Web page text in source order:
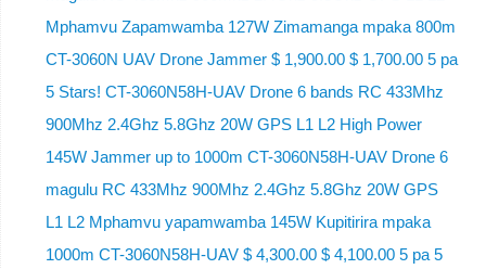
Mphamvu Zapamwamba 127W Zimamanga mpaka 800m
CT-3060N UAV Drone Jammer $ 1,900.00 $ 1,700.00 5 pa
5 Stars! CT-3060N58H-UAV Drone 6 bands RC 433Mhz
900Mhz 2.4Ghz 5.8Ghz 20W GPS L1 L2 High Power
145W Jammer up to 1000m CT-3060N58H-UAV Drone 6
magulu RC 433Mhz 900Mhz 2.4Ghz 5.8Ghz 20W GPS
L1 L2 Mphamvu yapamwamba 145W Kupitirira mpaka
1000m CT-3060N58H-UAV $ 4,300.00 $ 4,100.00 5 pa 5